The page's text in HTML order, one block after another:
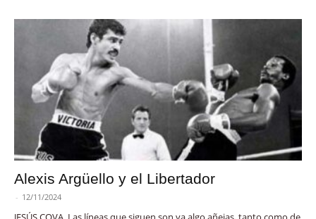
Alexis Argüello y el Libertador
- 12/11/2024